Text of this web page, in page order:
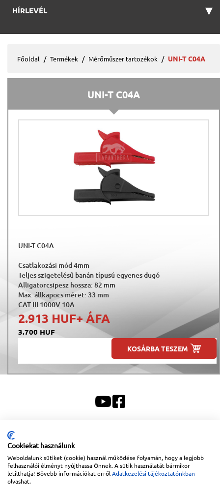
HÍRLEVÉL ▾
Főoldal Termékek Mérőműszer tartozékok UNI-T C04A
UNI-T C04A
UNI-T C04A
Csatlakozási mód 4mm
Teljes szigetelésű banán típusú egyenes dugó
Alligatorcsipesz hossza: 82 mm
Max. állkapocs méret: 33 mm
CAT III 1000V 10A
2.913 HUF+ ÁFA
3.700 HUF
KOSÁRBA TESZEM
Copyright © 2026 Lapanthera Kft. Webbolt | 1047 Budapest Váci út 15-19.
+36-30/539-
76-24|+36-1-613-5453|www.lapanthera.hu
Webbolt | webdesign és implementáció:Webdream
Cookiekat használunk
Weboldalunk sütiket (cookie) használ működése folyamán, hogy a legjobb
felhasználói élményt nyújthassa Önnek. A sütik használatát bármikor
letilthatja! Bővebb információkat errőlAdatkezelési tájékoztatónkban
olvashat.